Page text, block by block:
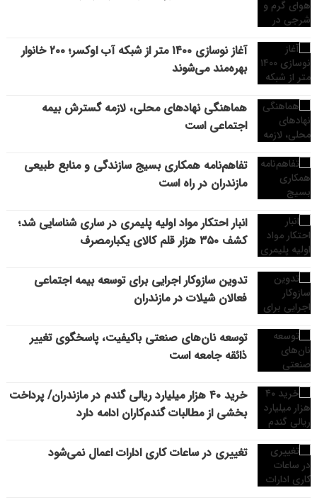
آغاز نوسازی ۱۴۰۰ متر از شبکه آب اوکسر؛ ۲۰۰ خانوار
بهره‌مند می‌شوند
هماهنگی نهادهای محلی، لازمه گسترش بیمه
اجتماعی است
تفاهم‌نامه همکاری بسیج سازندگی و منابع طبیعی
مازندران در راه است
انبار احتکار مواد اولیه پلیمری در ساری شناسایی شد؛
کشف ۳۵۰ هزار قلم کالای یکبارمصرف
تدوین سازوکار اجرایی برای توسعه بیمه اجتماعی
فعالان شیلات در مازندران
توسعه نان‌های صنعتی باکیفیت، پاسخگوی تغییر
ذائقه جامعه است
خرید ۴۰ هزار میلیارد ریالی گندم در مازندران/ پرداخت
بخشی از مطالبات گندم‌کاران ادامه دارد
تغییری در ساعات کاری ادارات اعمال نمی‌شود